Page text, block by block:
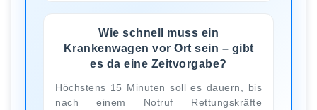
Wie schnell muss ein
Krankenwagen vor Ort sein – gibt
es da eine Zeitvorgabe?
Höchstens 15 Minuten soll es dauern, bis
nach einem Notruf Rettungskräfte